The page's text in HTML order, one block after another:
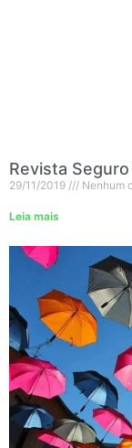
Revista Seguro
29/11/2019 Nenhum
Leia mais